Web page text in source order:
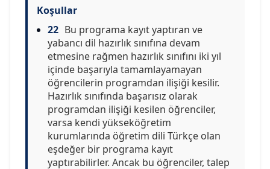
Koşullar
22 Bu programa kayıt yaptıran ve
yabancı dil hazırlık sınıfına devam
etmesine rağmen hazırlık sınıfını iki yıl
içinde başarıyla tamamlayamayan
öğrencilerin programdan ilişiği kesilir.
Hazırlık sınıfında başarısız olarak
programdan ilişiği kesilen öğrenciler,
varsa kendi yükseköğretim
kurumlarında öğretim dili Türkçe olan
eşdeğer bir programa kayıt
yaptırabilirler. Ancak bu öğrenciler, talep